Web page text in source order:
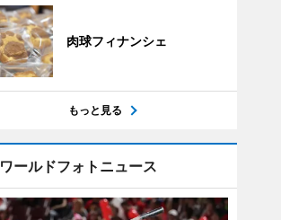
肉球フィナンシェ
もっと見る
ワールドフォトニュース